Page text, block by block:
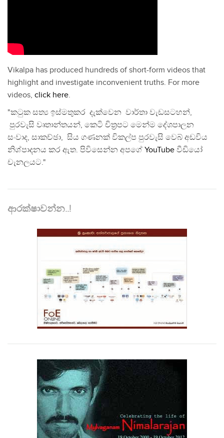
Vikalpa has produced hundreds of short-form videos that
highlight and investigate inconvenient truths. For more
videos, click here.
"කටුක සත්‍ය ඉස්මතුකර දැක්වෙන වාර්තා වැඩසටහන්,
පුරවැසි වෘතාන්තයන්, කෙටි චිත්‍රපට මෙන්ම දේශපාලන
සංවාද, සාකච්ඡා, සිය ගණනක් විකල්ප පුරවැසි වෙබ් අඩවිය
නිශ්පාදනය කර ඇත. පිවිසෙන්න අපගේ YouTube වීඩියෝ
චැනලයට."
ආරක්ෂාවන්න..!